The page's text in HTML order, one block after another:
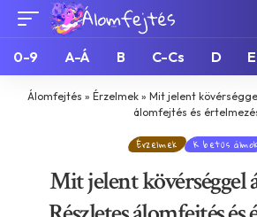
0-9 A-Á B C-Cs D
Álomfejtés » Érzelmek » Mit jelent
álomfejtés és
Érzelmek K betűs álmok
Mit jelent kövérséggel